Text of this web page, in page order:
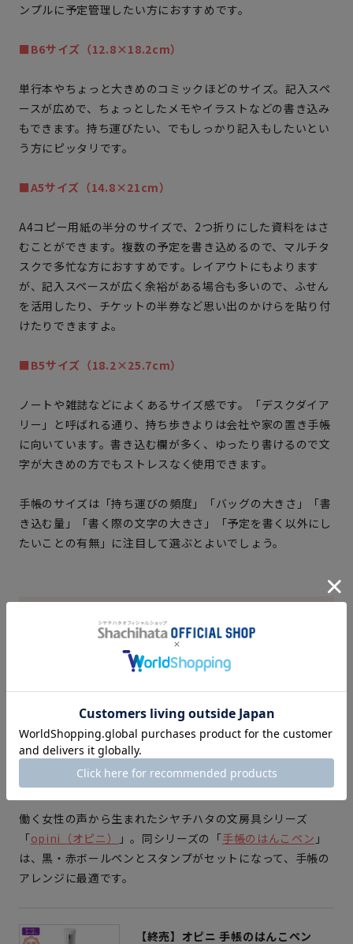
ンプルに予定管理したい方におすすめです。
■B6サイズ（12.8×18.2cm）
単行本やちょっと大きめのコミックほどのサイズ。記入スペ
ースが広めで、ちょっとしたメモやイラストなどの書き込み
もできます。持ち運びたい、でもしっかり記入もしたいとい
う方にピッタリです。
■A5サイズ（14.8×21cm）
A4コピー用紙の半分のサイズで、2つ折りにした資料をはさ
むことができます。複数の予定を書き込めるので、マルチタ
スクで多忙な方におすすめです。レイアウトにもよります
が、記入スペースが広く余裕がある場合も多いので、ふせん
を活用したり、チケットの半券など思い出のかけらを貼り付
けたりできますよ。
■B5サイズ（18.2×25.7cm）
ノートや雑誌などによくあるサイズ感です。「デスクダイア
リー」と呼ばれる通り、持ち歩きよりは会社や家の置き手帳
に向いています。書き込む欄が多く、ゆったり書けるので文
字が大きめの方でもストレスなく使用できます。
手帳のサイズは「持ち運びの頻度」「バッグの大きさ」「書
き込む量」「書く際の文字の大きさ」「予定を書く以外にし
たいことの有無」に注目して選ぶとよいでしょう。
手帳のアレンジに最適！多機能ペンをご
好みの手帳を選んだら、中身のアレンジにもこだわりたくな
りますよね。ペンやシール、スタンプなどを駆使して見やす
く、かわいらしく仕立ててみましょう。
働く女性の声から生まれたシヤチハタの文房具シリーズ
「opini（オピニ） 」。同シリーズの「手帳のはんこペン 」
は、黒・赤ボールペンとスタンプがセットになって、手帳の
アレンジに最適です。
【終売】オピニ 手帳のはんこペン